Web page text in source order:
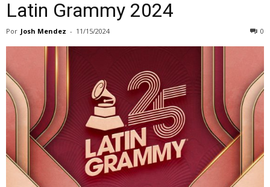
Latin Grammy 2024
Por Josh Mendez - 11/15/2024 0